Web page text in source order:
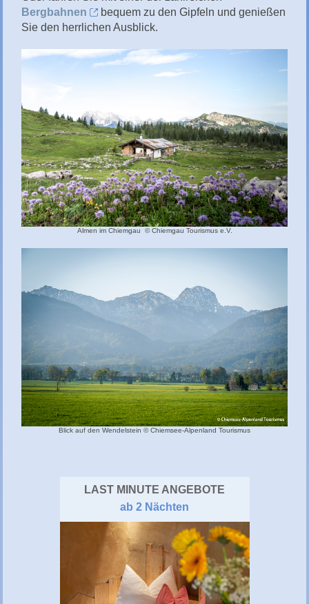
Bergbahnen
bequem zu den Gipfeln und genießen
Sie den herrlichen Ausblick.
Almen im Chiemgau © Chiemgau Tourismus e.V.
Blick auf den Wendelstein © Chiemsee-Alpenland Tourismus
LAST MINUTE ANGEBOTE
ab 2 Nächten